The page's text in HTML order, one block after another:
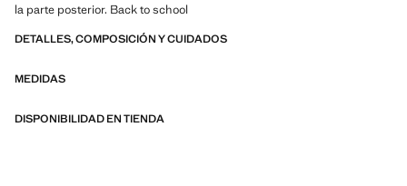
la parte posterior. Back to school
DETALLES, COMPOSICIÓN Y CUIDADOS
MEDIDAS
DISPONIBILIDAD EN TIENDA